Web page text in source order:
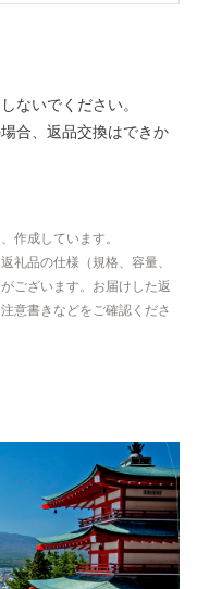
ないでください。
合、返品交換はできか
作成しています。
礼品の仕様（規格、容量、
ございます。お届けした返
意書きなどをご確認くださ